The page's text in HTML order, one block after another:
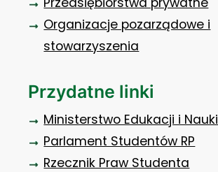
Organizacje pozarządowe i
stowarzyszenia
Przydatne linki
Ministerstwo Edukacji i Nauki
Parlament Studentów RP
Rzecznik Praw Studenta